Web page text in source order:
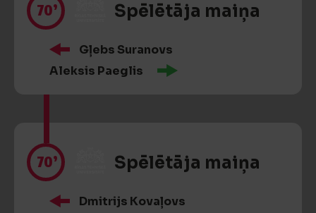
70’ Spēlētāja maiņa
Gļebs Suranovs
Aleksis Paeglis
70’ Spēlētāja maiņa
Dmitrijs Kovaļovs